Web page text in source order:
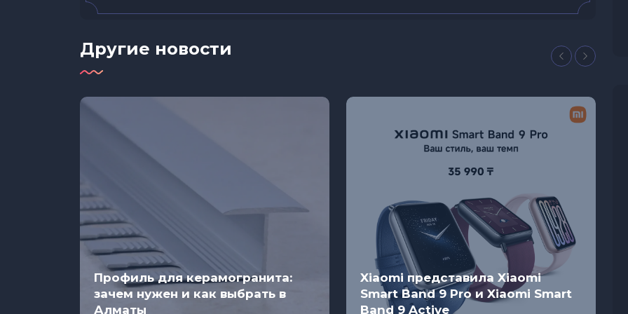
Другие новости
Профиль для керамогранита:
зачем нужен и как выбрать в
Алматы
Xiaomi представила Xiaomi
Smart Band 9 Pro и Xiaomi Smart
Band 9 Active